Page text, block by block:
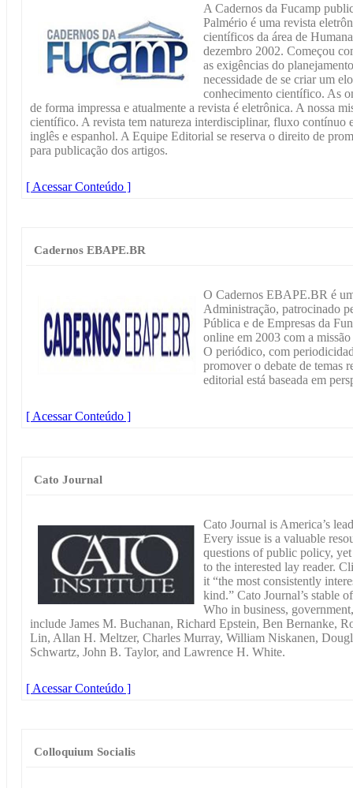
A Cadernos da Fucamp
Palmério é uma revista
científicos da área de
dezembro 2002. Começou
as exigências do
necessidade de se criar um
conhecimento científico. As
de forma impressa e atualmente a revista é eletrônica. A nossa
científico. A revista tem natureza interdisciplinar, fluxo contínuo
inglês e espanhol. A Equipe Editorial se reserva o direito de
para publicação dos artigos.
[ Acessar Conteúdo ]
Cadernos EBAPE.BR
O Cadernos EBAPE.BR é
Administração, patrocinado
Pública e de Empresas da
online em 2003 com a
O periódico, com
promover o debate de temas
editorial está baseada em
[ Acessar Conteúdo ]
Cato Journal
Cato Journal is America’s
Every issue is a valuable
questions of public policy,
to the interested lay reader.
it “the most consistently
kind.” Cato Journal’s stable
Who in business,
include James M. Buchanan, Richard Epstein, Ben Bernanke,
Lin, Allan H. Meltzer, Charles Murray, William Niskanen,
Schwartz, John B. Taylor, and Lawrence H. White.
[ Acessar Conteúdo ]
Colloquium Socialis